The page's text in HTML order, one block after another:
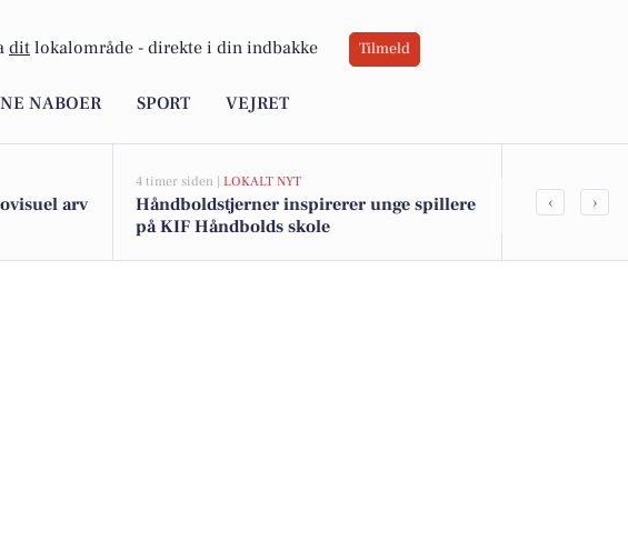
dit lokalområde - direkte i din indbakke Tilmeld
NABOER SPORT VEJRET
arv
4 timer siden | LOKALT NYT
Håndboldstjerner inspirerer unge spillere
på KIF Håndbolds skole
Kolding
‹ ›